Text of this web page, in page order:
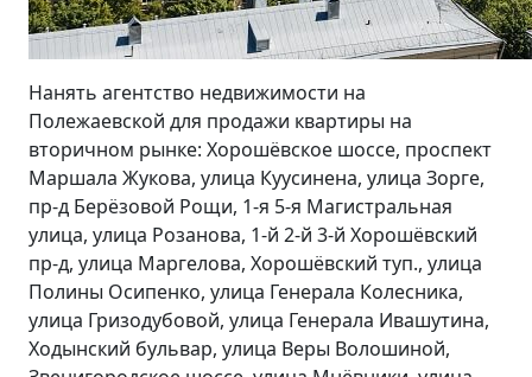
Нанять агентство недвижимости на
Полежаевской для продажи квартиры на
вторичном рынке: Хорошёвское шоссе, проспект
Маршала Жукова, улица Куусинена, улица Зорге,
пр-д Берёзовой Рощи, 1-я 5-я Магистральная
улица, улица Розанова, 1-й 2-й 3-й Хорошёвский
пр-д, улица Маргелова, Хорошёвский туп., улица
Полины Осипенко, улица Генерала Колесника,
улица Гризодубовой, улица Генерала Ивашутина,
Ходынский бульвар, улица Веры Волошиной,